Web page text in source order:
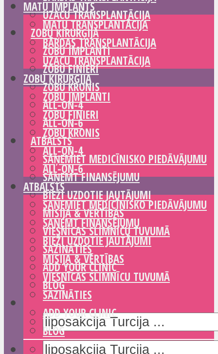
UZACU TRANSPLANTĀCIJA
ZOBU ĶIRURĢIJA
ZOBU IMPLANTI
ZOBU FINIERI
ZOBU KRONIS
ALL-ON-4
ALL-ON-6
ATBALSTS
SAŅEMIET MEDICĪNISKO PIEDĀVĀJUMU
SAŅEMT FINANSĒJUMU
BIEŽI UZDOTIE JAUTĀJUMI
MISIJA & VĒRTĪBAS
VIESNĪCAS SLIMNĪCU TUVUMĀ
SAZINĀTIES
ADD YOUR CLINIC
BLOG
MATU IMPLANTS
MATU TRANSPLANTĀCIJA
BĀRDAS TRANSPLANTĀCIJA
UZACU TRANSPLANTĀCIJA
ZOBU ĶIRURĢIJA
ZOBU IMPLANTI
ZOBU FINIERI
ZOBU KRONIS
ALL-ON-4
ALL-ON-6
ATBALSTS
SAŅEMIET MEDICĪNISKO PIEDĀVĀJUMU
SAŅEMT FINANSĒJUMU
BIEŽI UZDOTIE JAUTĀJUMI
MISIJA & VĒRTĪBAS
VIESNĪCAS SLIMNĪCU TUVUMĀ
SAZINĀTIES
ADD YOUR CLINIC
BLOG